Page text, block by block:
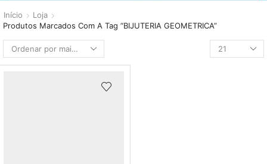
Início
Loja
Produtos Marcados Com A Tag “BIJUTERIA GEOMETRICA”